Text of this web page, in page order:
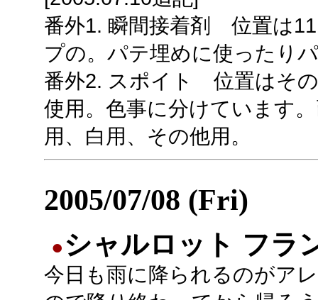
番外1. 瞬間接着剤 位置は
プの。パテ埋めに使ったり
番外2. スポイト 位置はそ
使用。色事に分けています
用、白用、その他用。
2005/07/08 (Fri)
●シャルロット フラ
今日も雨に降られるのがア